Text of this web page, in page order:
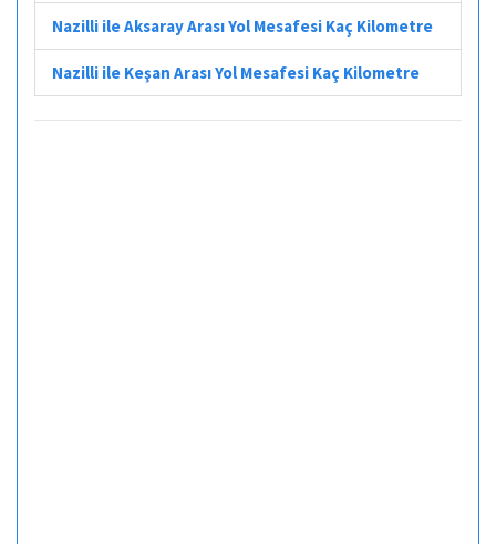
Nazilli ile Aksaray Arası Yol Mesafesi Kaç Kilometre
Nazilli ile Keşan Arası Yol Mesafesi Kaç Kilometre